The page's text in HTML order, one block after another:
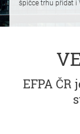
špičce trhu přidat i
EFPA ČR